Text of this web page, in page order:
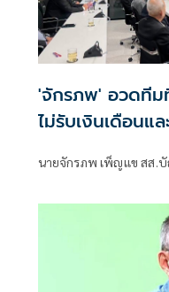
'จักรภพ' อวดที
ไม่รับเงินเดือนแล
นายจักรภพ เพ็ญแข สส.